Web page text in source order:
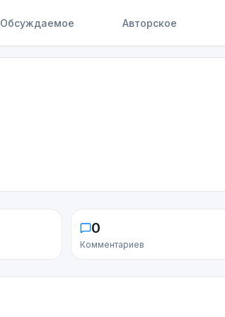
Обсуждаемое Авторское
0
Комментариев